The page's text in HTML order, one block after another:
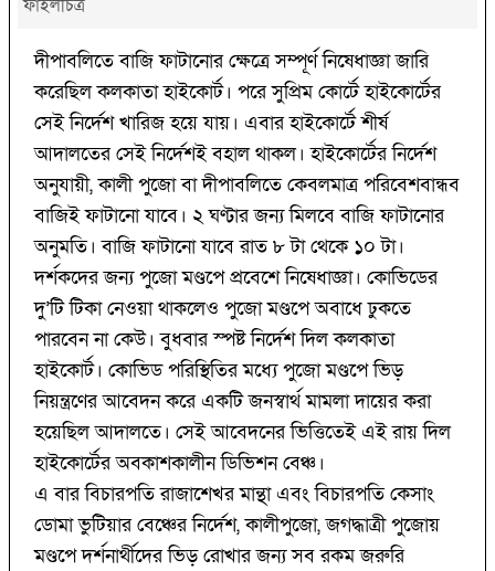
ফাইলচিত্র
দীপাবলিতে বাজি ফাটানোর ক্ষেত্রে সম্পূর্ণ নিষেধাজ্ঞা জারি
করেছিল কলকাতা হাইকোর্ট। পরে সুপ্রিম কোর্টে হাইকোর্টের
সেই নির্দেশ খারিজ হয়ে যায়। এবার হাইকোর্টে শীর্ষ
আদালতের সেই নির্দেশই বহাল থাকল। হাইকোর্টের নির্দেশ
অনুযায়ী, কালী পুজো বা দীপাবলিতে কেবলমাত্র পরিবেশবান্ধব
বাজিই ফাটানো যাবে। ২ ঘণ্টার জন্য মিলবে বাজি ফাটানোর
অনুমতি। বাজি ফাটানো যাবে রাত ৮ টা থেকে ১০ টা।
দর্শকদের জন্য পুজো মণ্ডপে প্রবেশে নিষেধাজ্ঞা। কোভিডের
দু’টি টিকা নেওয়া থাকলেও পুজো মণ্ডপে অবাধে ঢুকতে
পারবেন না কেউ। বুধবার স্পষ্ট নির্দেশ দিল কলকাতা
হাইকোর্ট। কোভিড পরিস্থিতির মধ্যে পুজো মণ্ডপে ভিড়
নিয়ন্ত্রণের আবেদন করে একটি জনস্বার্থ মামলা দায়ের করা
হয়েছিল আদালতে। সেই আবেদনের ভিত্তিতেই এই রায় দিল
হাইকোর্টের অবকাশকালীন ডিভিশন বেঞ্চ।
এ বার বিচারপতি রাজাশেখর মান্থা এবং বিচারপতি কেসাং
ডোমা ভুটিয়ার বেঞ্চের নির্দেশ, কালীপুজো, জগদ্ধাত্রী পুজোয়
মণ্ডপে দর্শনার্থীদের ভিড় রোখার জন্য সব রকম জরুরি